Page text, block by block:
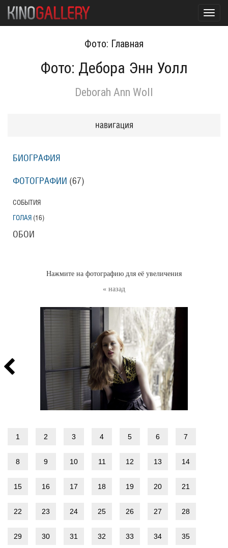
Фото: Главная
Фото: Дебора Энн Уолл
Deborah Ann Woll
« назад
Нажмите на фотографию для её увеличения
1 2 3 4 5 6 7
8 9 10 11 12 13 14
15 16 17 18 19 20 21
22 23 24 25 26 27 28
29 30 31 32 33 34 35
навигация
БИОГРАФИЯ
ФОТОГРАФИИ (67)
СОБЫТИЯ
ГОЛАЯ (16)
ОБОИ